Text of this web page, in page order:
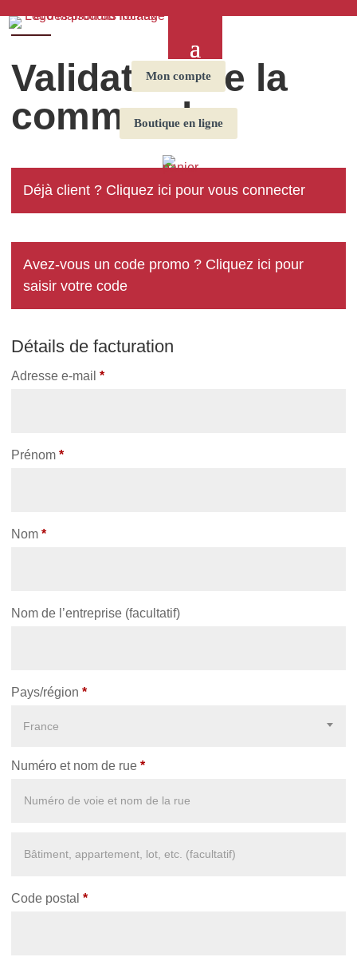
Mon compte
Boutique en ligne
Validation de la
commande
Déjà client ? Cliquez ici pour vous connecter
Avez-vous un code promo ? Cliquez ici pour
saisir votre code
Détails de facturation
Adresse e-mail*
Prénom*
Nom*
Nom de l’entreprise (facultatif)
Pays/région *
France
Numéro et nom de rue *
unité,
Code postal *